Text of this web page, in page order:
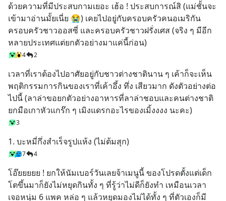
ด้วยความที่มีประสบกามเยอะ เฮ้อ ! ประสบการณ์สิ (แม่ชั้นจะ
เข้ามาอ่านมั้ยเนี่ย 😭) เคยไปอยู่กับครอบครัวคนอเมริกัน
ครอบครัวชาวออสซี่ และครอบครัวชาวฝรั่งเศส (จริง ๆ มีอีก
หลายประเทศแต่ยกตัวอย่างมาแค่นี้ก่อน)
4 2
เวลาที่เราต้องไปอาศัยอยู่กับชาวต่างชาตินาน ๆ เค้าก็จะเห็น
พฤติกรรมการกินของเราที่เค้าอึ้ง ทึ่ง เสียวมาก ดังตัวอย่างต่อ
ไปนี้ (ลาล่าขอยกตัวอย่างอาหารที่ลาล่าชอบและคนต่างชาติ
ยกมือเกาหัวแกร๊ก ๆ เมิงแดรกอะไรของเมิ้งงงง นะคะ)
3
1. บะหมี่กึ่งสำเร็จรูปแห้ง (ไม่ต้มสุก)
7 4
โอ๊ยยยยย ! ยกให้นัมเบอร์วันเลยจ้าเมนูนี้ ของโปรดตั้งแต่เด็ก
โตขึ้นมาก็ยังไม่หยุดกินทั้ง ๆ ที่รู้ว่าไม่ดีก็ยังทำ เหมือนเวลา
เจอหนุ่ม 6 แพค หล่อ ๆ แล้วหยุดมองไม่ได้ทั้ง ๆ ที่ตัวเองก็มี